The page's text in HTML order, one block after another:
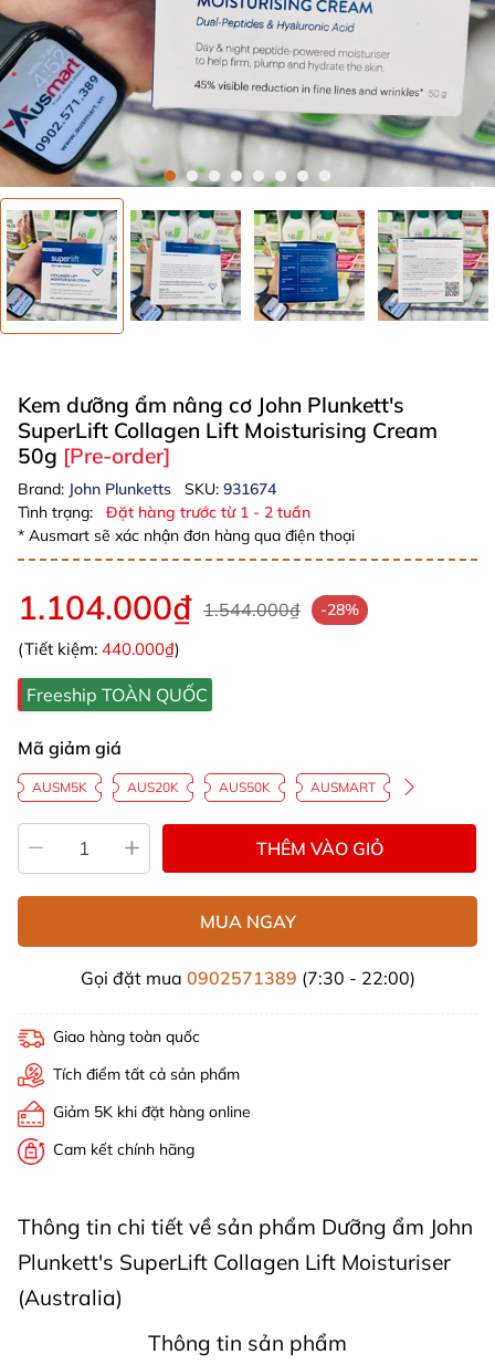
Kem dưỡng ẩm nâng cơ John Plunkett's
SuperLift Collagen Lift Moisturising Cream
50g [Pre-order]
Brand: John Plunketts SKU: 931674
Tình trạng:
Đặt hàng trước từ 1 - 2 tuần
* Ausmart sẽ xác nhận đơn hàng qua điện thoại
1.104.000₫ 1.544.000₫ -28%
(Tiết kiệm: 440.000₫)
Freeship TOÀN QUỐC
Mã giảm giá
AUSM5K AUS20K AUS50K AUSMART
THÊM VÀO GIỎ
MUA NGAY
Gọi đặt mua 0902571389 (7:30 - 22:00)
Giao hàng toàn quốc
Tích điểm tất cả sản phẩm
Giảm 5K khi đặt hàng online
Cam kết chính hãng
Thông tin chi tiết về sản phẩm Dưỡng ẩm John
Plunkett's SuperLift Collagen Lift Moisturiser
(Australia)
Thông tin sản phẩm